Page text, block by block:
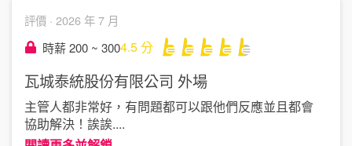
評價 · 2026 年 7 月
時薪 200 ~ 3004.5分
瓦城泰統股份有限公司 外場
主管人都非常好，有問題都可以跟他們反應並且都會
協助解決！誒誒....